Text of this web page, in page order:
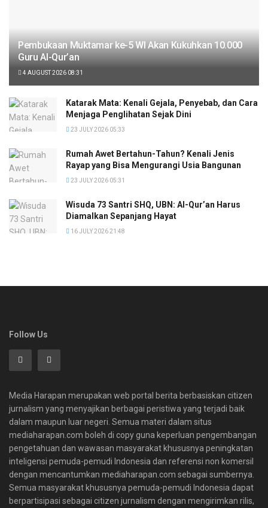
Pembukaan Muktamar ke-5 WI Akan Kukuhkan 10.000
Guru Al-Qur’an
4 AUGUST 2026 08:31
Katarak Mata: Kenali Gejala, Penyebab, dan Cara
Menjaga Penglihatan Sejak Dini
23 JULY 2026 05:33
Rumah Awet Bertahun-Tahun? Kenali Jenis
Rayap yang Bisa Mengurangi Usia Bangunan
23 JULY 2026 05:31
Wisuda 73 Santri SHQ, UBN: Al-Qur’an Harus
Diamalkan Sepanjang Hayat
16 JULY 2026 21:48
Follow Us
Media Harapan merupakan web portal berita berbasiskan citizen
jurnalism yang menyajikan berbagai peristiwa yang terjadi baik
dalam maupun luar negeri. Semua materi dalam situs
mediaharapan.com boleh di copy guna keperluan pengembangan
pengetahuan dan wawasan masyarakat khususnya peningkatan
inteligensi pemuda-pemudi Indonesia dan referensi non komersil
dengan mencantumkan mediaharapan.com sebagai sumbernya.
Semua masyarakat khususnya pemuda-pemudi Indonesia dapat
berpartisipasi sebagai citizen jurnalism dengan mengirimkan rilis,